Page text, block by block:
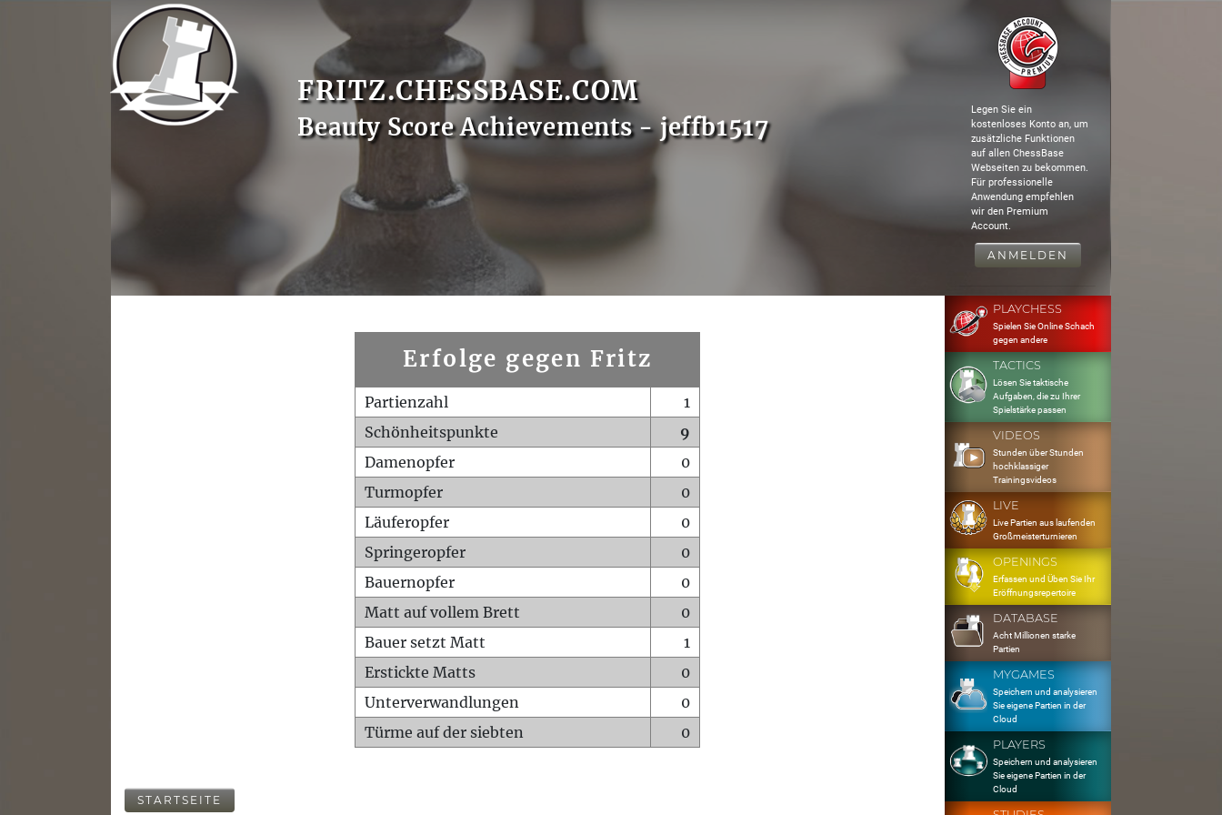
FRITZ.CHESSBASE.COM
Beauty Score Achievements - jeffb1517
Legen Sie ein
kostenloses Konto an, um
zusätzliche Funktionen
auf allen ChessBase
Webseiten zu bekommen.
Für professionelle
Anwendung empfehlen
wir den Premium
Account.
ANMELDEN
Erfolge gegen Fritz
Partienzahl
1
Schönheitspunkte
9
Damenopfer
0
Turmopfer
0
Läuferopfer
0
Springeropfer
0
Bauernopfer
0
Matt auf vollem Brett
0
Bauer setzt Matt
1
Erstickte Matts
0
Unterverwandlungen
0
Türme auf der siebten
0
STARTSEITE
PLAYCHESS
Spielen Sie Online Schach
gegen andere
TACTICS
Lösen Sie taktische
Aufgaben, die zu Ihrer
Spielstärke passen
VIDEOS
Stunden über Stunden
hochklassiger
Trainingsvideos
LIVE
Live Partien aus laufenden
Großmeisterturnieren
OPENINGS
Erfassen und Üben Sie Ihr
Eröffnungsrepertoire
DATABASE
Acht Millionen starke
Partien
MYGAMES
Speichern und analysieren
Sie eigene Partien in der
Cloud
PLAYERS
Speichern und analysieren
Sie eigene Partien in der
Cloud